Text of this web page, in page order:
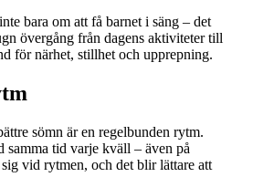
bara om att få barnet i säng – det
övergång från dagens aktiviteter till
för närhet, stillhet och upprepning.
sömn är en regelbunden rytm.
samma tid varje kväll – även på
vid rytmen, och det blir lättare att